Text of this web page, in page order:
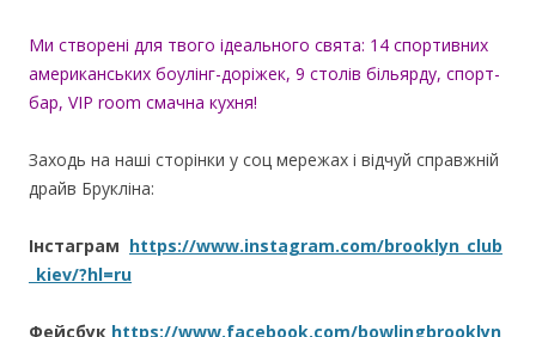
Ми створені для твого ідеального свята: 14 спортивних
американських боулінг-доріжек, 9 столів більярду, спорт-
бар, VIP room смачна кухня!
Заходь на наші сторінки у соц мережах і відчуй справжній
драйв Брукліна:
Інстаграм https://www.instagram.com/brooklyn_club
_kiev/?hl=ru
Фейсбук https://www.facebook.com/bowlingbrooklyn